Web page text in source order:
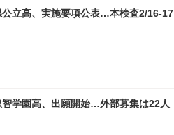
公立高、実施要項公表…本検査2/16-17
智学園高、出願開始…外部募集は22人